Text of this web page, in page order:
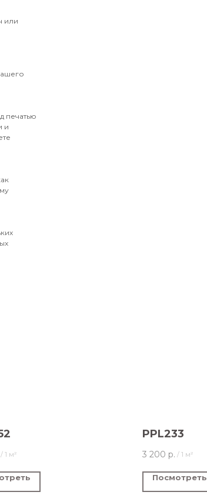
или
печатью
и
/ 1 м²
PPL233
3 200 р. / 1 м²
Посмотреть